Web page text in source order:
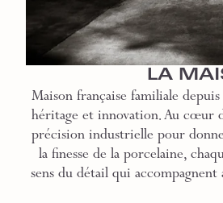
LA
Maison française familiale
héritage et innovation. Au cœur
précision industrielle pour
la finesse de la porcelaine,
sens du détail qui